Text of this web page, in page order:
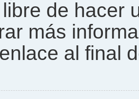
de hacer
más
al final